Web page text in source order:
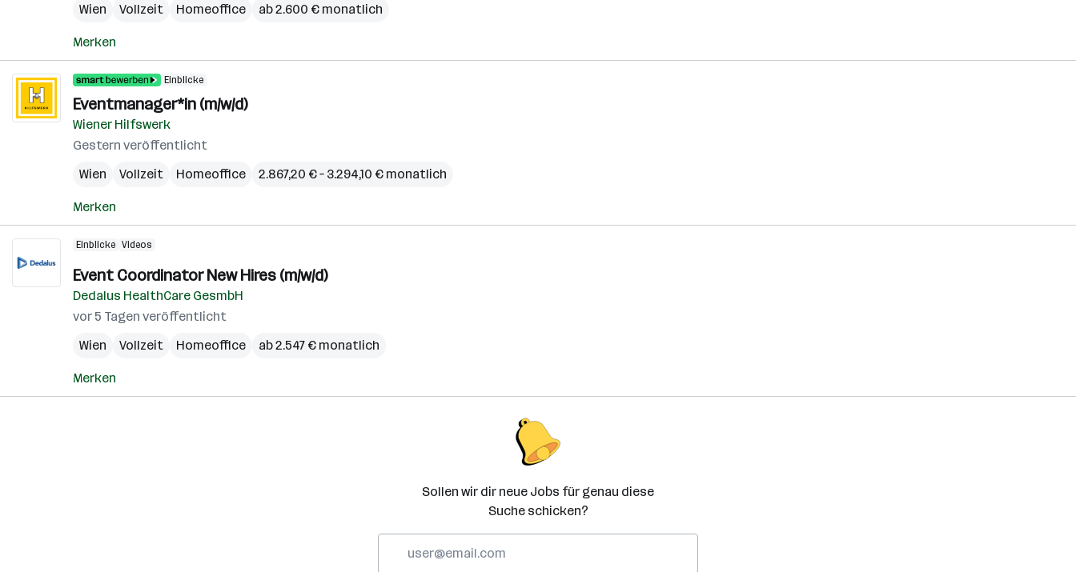
Wien
Vollzeit Homeoffice ab 2.600 € monatlich
Merken
Einblicke
Eventmanager*in (m/w/d)
Wiener Hilfswerk
Gestern veröffentlicht
Wien
Vollzeit Homeoffice 2.867,20 € – 3.294,10 € monatlich
Merken
Einblicke Videos
Event Coordinator New Hires (m/w/d)
Dedalus HealthCare GesmbH
vor 5 Tagen veröffentlicht
Wien
Vollzeit Homeoffice ab 2.547 € monatlich
Merken
Sollen wir dir neue Jobs für genau diese
Suche schicken?